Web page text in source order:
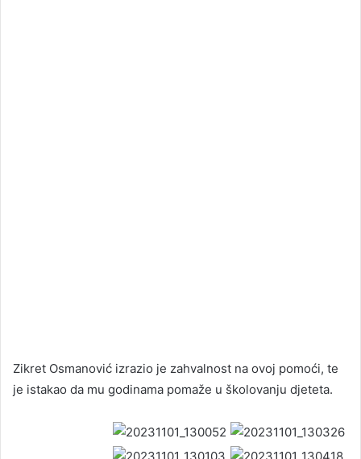
Zikret Osmanović izrazio je zahvalnost na ovoj pomoći, te
je istakao da mu godinama pomaže u školovanju djeteta.